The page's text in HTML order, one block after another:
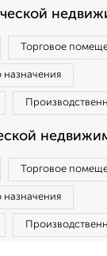
Торговое
Торговое